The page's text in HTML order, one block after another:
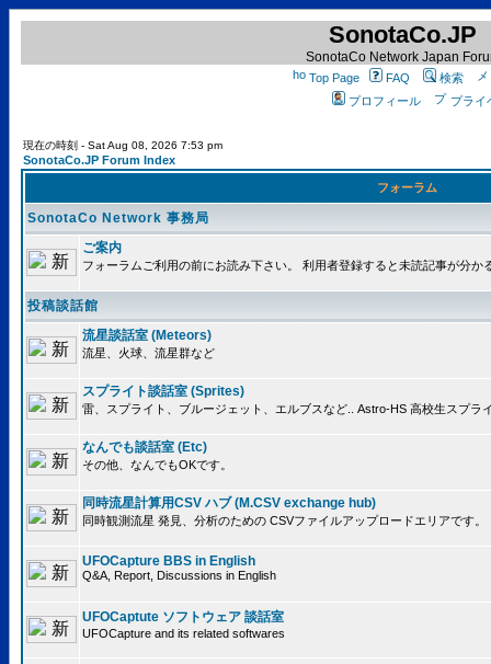
SonotaCo.JP
SonotaCo Network Japan
Top Page FAQ
検索
プロフィール
プライ
現在の時刻 - Sat Aug 08, 2026 7:53 pm
SonotaCo.JP Forum Index
フォーラム
SonotaCo Network 事務局
ご案内
フォーラムご利用の前にお読み下さい。 利用者登録すると未読記事が分か
投稿談話館
流星談話室 (Meteors)
流星、火球、流星群など
スプライト談話室 (Sprites)
雷、スプライト、ブルージェット、エルブスなど.. Astro-HS 高校生スプラ
なんでも談話室 (Etc)
その他、なんでもOKです。
同時流星計算用CSV ハブ (M.CSV exchange hub)
同時観測流星 発見、分析のための CSVファイルアップロードエリアです。
UFOCapture BBS in English
Q&A, Report, Discussions in English
UFOCaptute ソフトウェア 談話室
UFOCapture and its related softwares